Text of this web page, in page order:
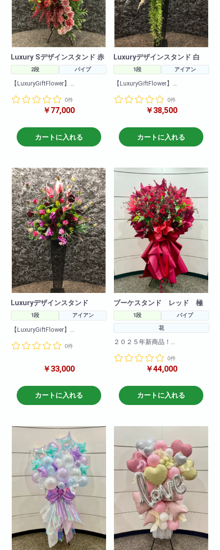
Luxury Sデザインスタンド 赤
2段 パイプ
【LuxuryGiftFlower】
こちらは一段と目を引くデザイ
デザイン性が高く豪華におしゃ
れに洗練された商品になりま
す。
0件
￥77,000
カートに入れる
Luxuryデザインスタンド 白
1段 アイアン
【LuxuryGiftFlower】
こちらは一段と目を引くデザイ
デザイン性が高く豪華におしゃ
れに洗練された商品になりま
す。
0件
￥38,500
カートに入れる
Luxuryデザインスタンド
1段 アイアン
【LuxuryGiftFlower】
ンスタンドとなっております。
デザイン性が高く豪華におしゃ
す。
0件
￥33,000
カートに入れる
ブーケスタンド レッド 極
1段
パイプ
花
２０２５年新商品！
が登場！
まだ日本では珍しいスタンド花
てます！
当店の最高峰 極 商品で、と
ても豪華に仕上がりました。
急な御注文にも対応しておりま
すので直接当店までお問い合わ
せ下さい!
※写真はイメージです
仕入れ状況により花材は変動い
たしますので
何卒ご了承ください。
0件
￥44,000
カートに入れる